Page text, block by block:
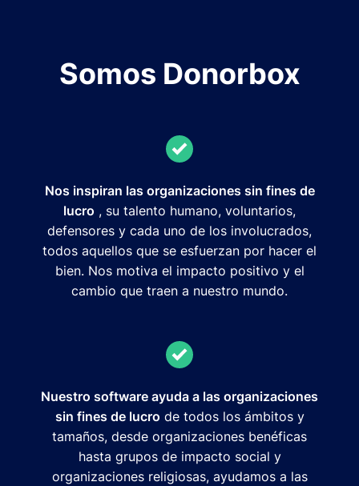
Somos Donorbox
Nos inspiran las organizaciones sin fines de
lucro , su talento humano, voluntarios,
defensores y cada uno de los involucrados,
todos aquellos que se esfuerzan por hacer el
bien. Nos motiva el impacto positivo y el
cambio que traen a nuestro mundo.
Nuestro software ayuda a las organizaciones
sin fines de lucro de todos los ámbitos y
tamaños, desde organizaciones benéficas
hasta grupos de impacto social y
organizaciones religiosas, ayudamos a las